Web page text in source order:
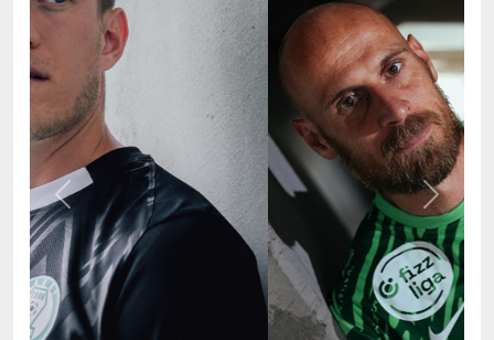
Previous Next